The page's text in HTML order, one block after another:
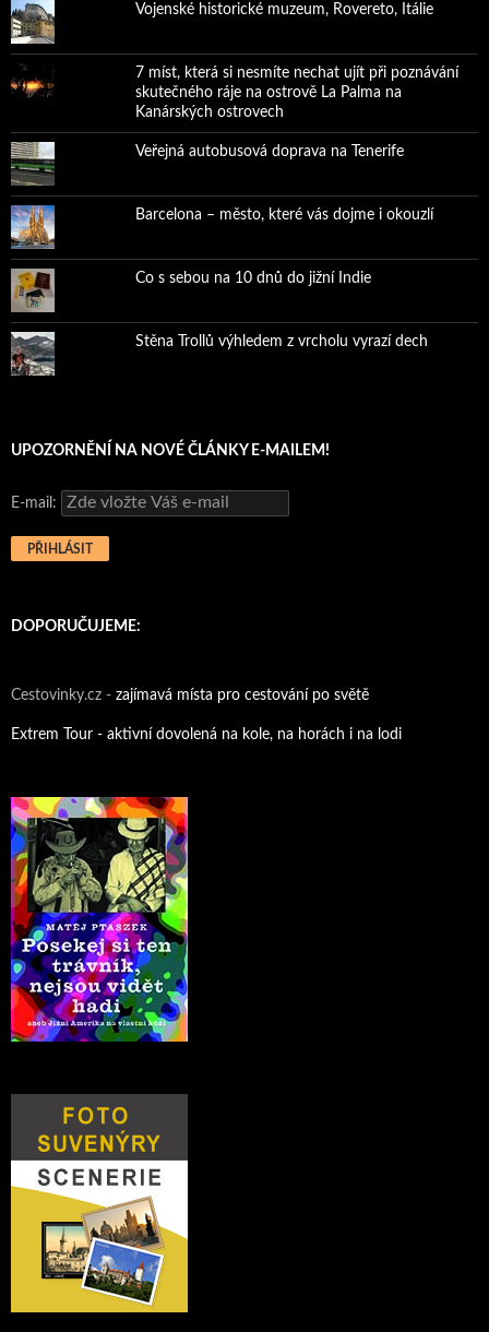
Vojenské historické muzeum, Rovereto, Itálie
7 míst, která si nesmíte nechat ujít při poznávání
skutečného ráje na ostrově La Palma na
Kanárských ostrovech
Veřejná autobusová doprava na Tenerife
Barcelona – město, které vás dojme i okouzlí
Co s sebou na 10 dnů do jižní Indie
Stěna Trollů výhledem z vrcholu vyrazí dech
UPOZORNĚNÍ NA NOVÉ ČLÁNKY E-MAILEM!
E-mail:
DOPORUČUJEME:
Cestovinky.cz - zajímavá místa pro cestování po světě
Extrem Tour - aktivní dovolená na kole, na horách i na lodi